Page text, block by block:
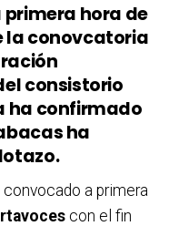
primera hora de
la conovcatoria
consistorio
ha confirmado
ha
convocado a primera
con el fin